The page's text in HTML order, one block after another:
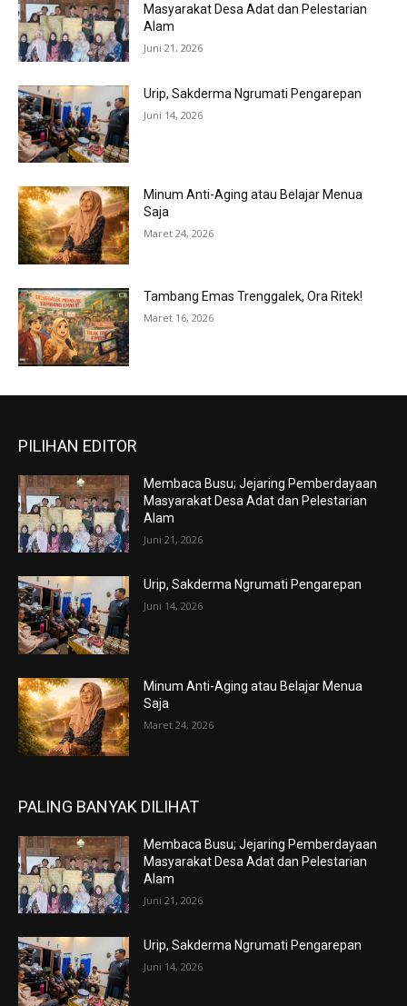
Masyarakat Desa Adat dan Pelestarian
Alam
Juni 21, 2026
Urip, Sakderma Ngrumati Pengarepan
Juni 14, 2026
Minum Anti-Aging atau Belajar Menua
Saja
Maret 24, 2026
Tambang Emas Trenggalek, Ora Ritek!
Maret 16, 2026
PILIHAN EDITOR
Membaca Busu; Jejaring Pemberdayaan
Masyarakat Desa Adat dan Pelestarian
Alam
Juni 21, 2026
Urip, Sakderma Ngrumati Pengarepan
Juni 14, 2026
Minum Anti-Aging atau Belajar Menua
Saja
Maret 24, 2026
PALING BANYAK DILIHAT
Membaca Busu; Jejaring Pemberdayaan
Masyarakat Desa Adat dan Pelestarian
Alam
Juni 21, 2026
Urip, Sakderma Ngrumati Pengarepan
Juni 14, 2026